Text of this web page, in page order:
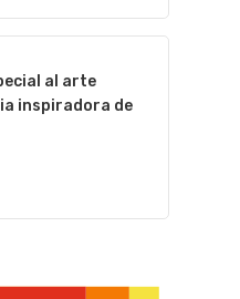
al arte
inspiradora de